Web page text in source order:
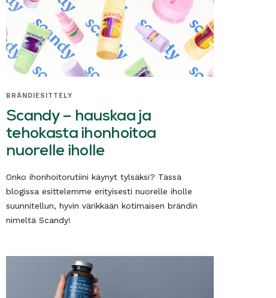
BRÄNDIESITTELY
Scandy – hauskaa ja
tehokasta ihonhoitoa
nuorelle iholle
Onko ihonhoitorutiini käynyt tylsäksi? Tässä
blogissa esittelemme erityisesti nuorelle iholle
suunnitellun, hyvin värikkään kotimaisen brändin
nimeltä Scandy!